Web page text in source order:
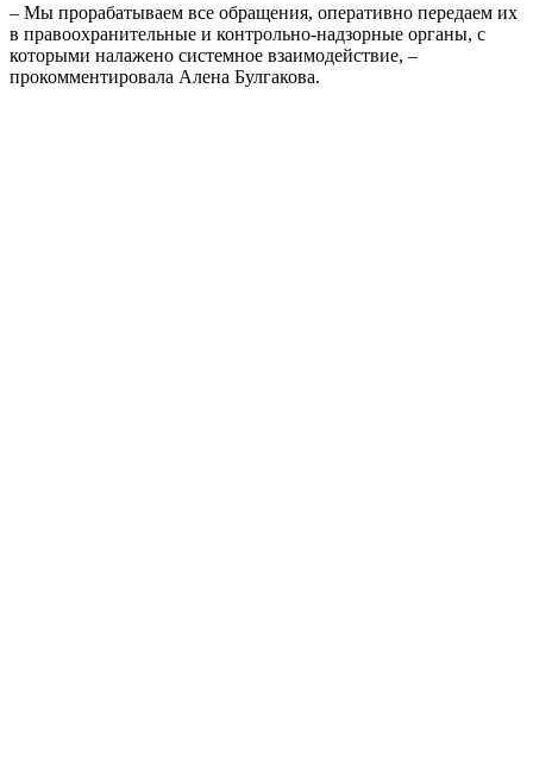
– Мы прорабатываем все обращения, оперативно передаем их
в правоохранительные и контрольно-надзорные органы, с
которыми налажено системное взаимодействие, –
прокомментировала Алена Булгакова.